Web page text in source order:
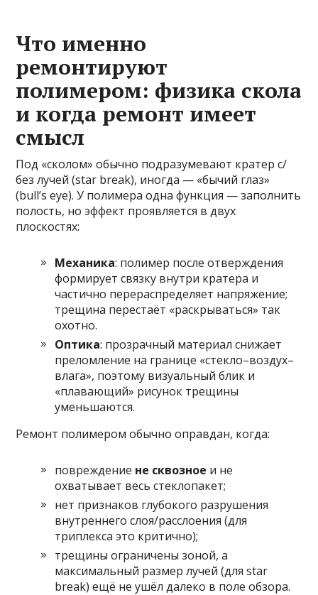
Что именно
ремонтируют
полимером: физика скола
и когда ремонт имеет
смысл
Под «сколом» обычно подразумевают кратер с/
без лучей (star break), иногда — «бычий глаз»
(bull’s eye). У полимера одна функция — заполнить
полость, но эффект проявляется в двух
плоскостях:
Механика: полимер после отверждения
формирует связку внутри кратера и
частично перераспределяет напряжение;
трещина перестаёт «раскрываться» так
охотно.
Оптика: прозрачный материал снижает
преломление на границе «стекло–воздух–
влага», поэтому визуальный блик и
«плавающий» рисунок трещины
уменьшаются.
Ремонт полимером обычно оправдан, когда:
повреждение не сквозное и не
охватывает весь стеклопакет;
нет признаков глубокого разрушения
внутреннего слоя/расслоения (для
триплекса это критично);
трещины ограничены зоной, а
максимальный размер лучей (для star
break) ещё не ушёл далеко в поле обзора.